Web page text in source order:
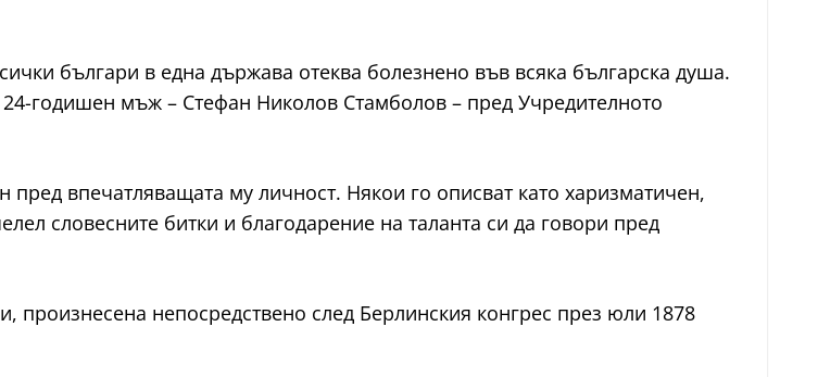
българи в една държава отеква болезнено във всяка българска душа.
годишен мъж – Стефан Николов Стамболов – пред Учредителното
впечатляващата му личност. Някои го описват като харизматичен,
словесните битки и благодарение на таланта си да говори пред
непосредствено след Берлинския конгрес през юли 1878